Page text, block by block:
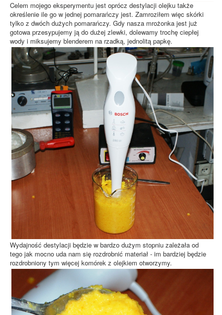
Celem mojego eksperymentu jest oprócz destylacji olejku także
określenie ile go w jednej pomarańczy jest. Zamroziłem więc skórki
tylko z dwóch dużych pomarańczy. Gdy nasza mrożonka jest już
gotowa przesypujemy ją do dużej zlewki, dolewamy trochę ciepłej
wody i miksujemy blenderem na rzadką, jednolitą papkę.
Wydajność destylacji będzie w bardzo dużym stopniu zależała od
tego jak mocno uda nam się rozdrobnić materiał - im bardziej będzie
rozdrobniony tym więcej komórek z olejkiem otworzymy.